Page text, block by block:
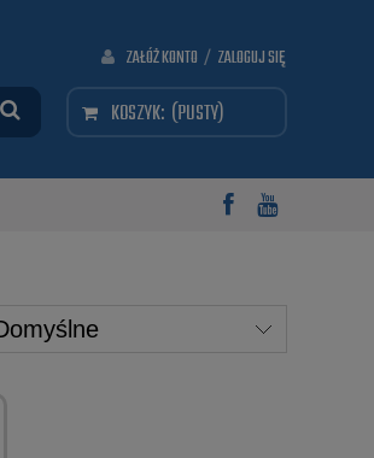
ZAŁÓŻ KONTO / ZALOGUJ SIĘ
KOSZYK: (PUSTY)